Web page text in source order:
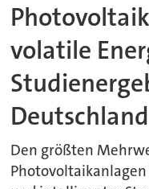
volatile
Deutschland
Den größten